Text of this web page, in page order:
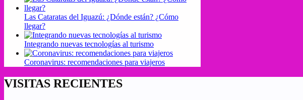
Las Cataratas del Iguazú: ¿Dónde están? ¿Cómo
llegar?
Integrando nuevas tecnologías al turismo
Coronavirus: recomendaciones para viajeros
VISITAS RECIENTES